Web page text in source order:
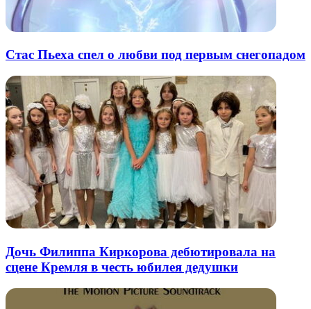
Стас Пьеха спел о любви под первым снегопадом
Дочь Филиппа Киркорова дебютировала на
сцене Кремля в честь юбилея дедушки